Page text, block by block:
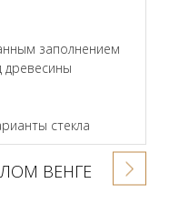
заполнением
стекла
ВЕНГЕ